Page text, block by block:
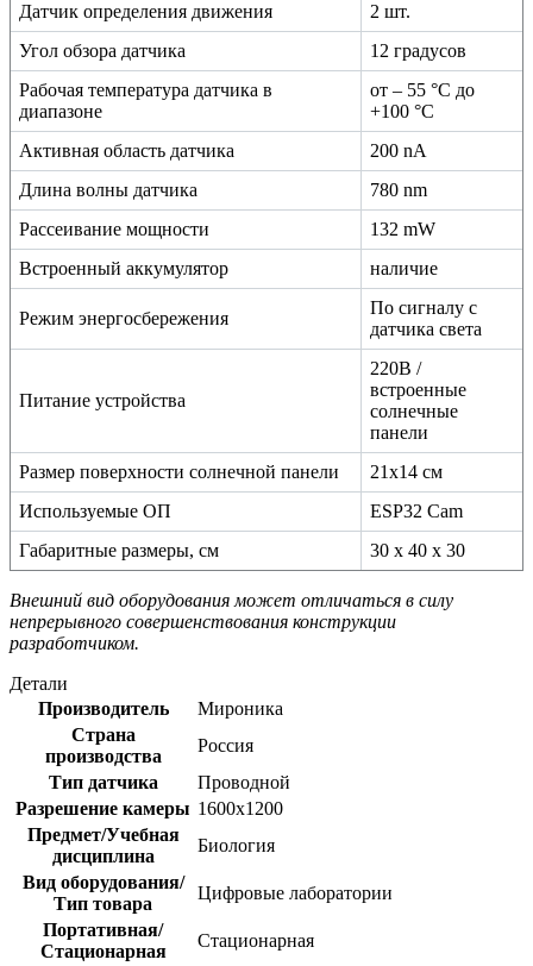
Датчик определения движения
2 шт.
Угол обзора датчика
12 градусов
Рабочая температура датчика в
диапазоне
от – 55 °C до
+100 °C
Активная область датчика
200 nA
Длина волны датчика
780 nm
Рассеивание мощности
132 mW
Встроенный аккумулятор
наличие
Режим энергосбережения
По сигналу с
датчика света
Питание устройства
220В /
встроенные
солнечные
панели
Размер поверхности солнечной панели
21х14 см
Используемые ОП
ESP32 Cam
Габаритные размеры, см
30 х 40 х 30
Внешний вид оборудования может отличаться в силу
непрерывного совершенствования конструкции
разработчиком.
Детали
Производитель
Мироника
Страна
производства
Россия
Тип датчика
Проводной
Разрешение камеры 1600х1200
Предмет/Учебная
дисциплина
Биология
Вид оборудования/
Тип товара
Цифровые лаборатории
Портативная/
Стационарная
Стационарная